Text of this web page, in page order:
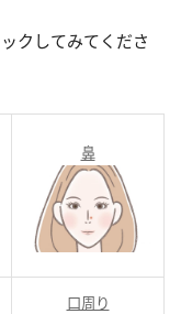
クしてみてくださ
鼻
口周り